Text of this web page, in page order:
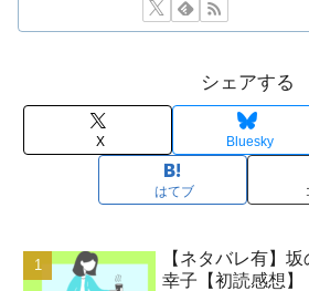
シェアする
X Bluesky
はてブ
【ネタバレ有】
幸子【初読感想】